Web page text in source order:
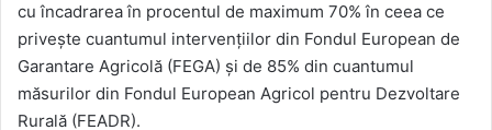
cu încadrarea în procentul de maximum 70% în ceea ce
priveşte cuantumul intervenţiilor din Fondul European de
Garantare Agricolă (FEGA) şi de 85% din cuantumul
măsurilor din Fondul European Agricol pentru Dezvoltare
Rurală (FEADR).